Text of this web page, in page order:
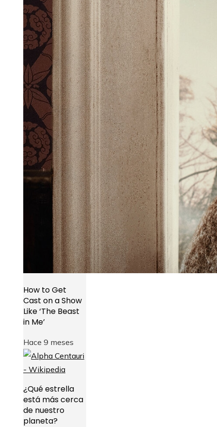
How to Get
Cast on a Show
Like ‘The Beast
in Me’
Hace 9 meses
¿Qué estrella
está más cerca
de nuestro
planeta?